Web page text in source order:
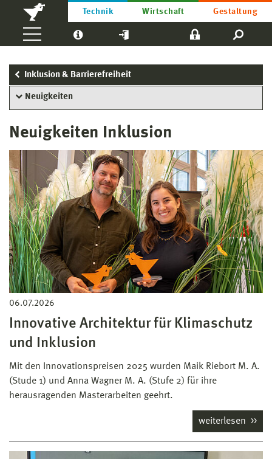
Technik Wirtschaft Gestaltung
Inklusion & Barrierefreiheit
Neuigkeiten
Neuigkeiten Inklusion
06.07.2026
Innovative Architektur für Klimaschutz
und Inklusion
Mit den Innovationspreisen 2025 wurden Maik Riebort M. A.
(Stude 1) und Anna Wagner M. A. (Stufe 2) für ihre
herausragenden Masterarbeiten geehrt.
weiterlesen